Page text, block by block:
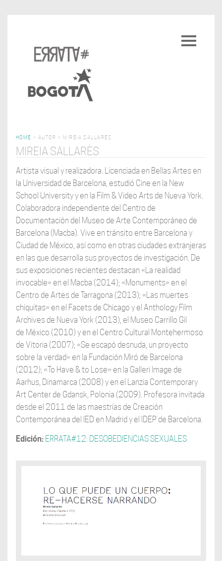
Toggle
HOME > AUTOR > MIREIA SALLARÈS
MIREIA SALLARÈS
Artista visual y realizadora. Licenciada en Bellas Artes en
la Universidad de Barcelona, estudió Cine en la New
School University y en la Film & Video Arts de Nueva York.
Colaboradora independiente del Centro de
Documentación del Museo de Arte Contemporáneo de
Barcelona (Macba). Vive en tránsito entre Barcelona y
Ciudad de México, así como en otras ciudades extranjeras
en las que desarrolla sus proyectos de investigación. De
sus exposiciones recientes destacan «La realidad
invocable» en el Macba (2014); «Monuments» en el
Centro de Artes de Tarragona (2013); «Las muertes
chiquitas» en el Facets de Chicago y el Anthology Film
Archives de Nueva York (2013), el Museo Carrillo Gil
de México (2010) y en el Centro Cultural Montehermoso
de Vitoria (2007); «Se escapó desnuda, un proyecto
sobre la verdad» en la Fundación Miró de Barcelona
(2012); «To Have & to Lose» en la Galleri Image de
Aarhus, Dinamarca (2008) y en el Lanzia Contemporary
Art Center de Gdansk, Polonia (2009). Profesora invitada
desde el 2011 de las maestrías de Creación
Contemporánea del IED en Madrid y el IDEP de Barcelona.
Edición: ERRATA#12: DESOBEDIENCIAS SEXUALES